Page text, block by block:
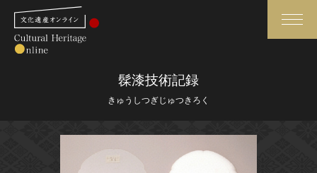
さらに詳細検索
髹漆技術記録
きゅうしつぎじゅつきろく